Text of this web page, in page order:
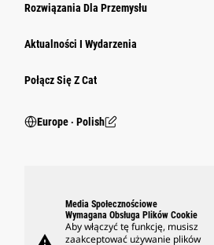
Rozwiązania Dla Przemysłu
Aktualności I Wydarzenia
Połącz Się Z Cat
Europe ‧ Polish
warning
Media Społecznościowe
Wymagana Obsługa Plików Cookie
Aby włączyć tę funkcję, musisz
zaakceptować używanie plików